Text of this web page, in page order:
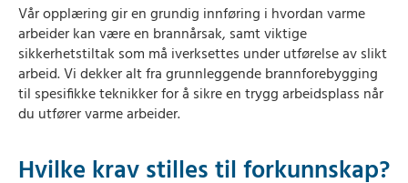
Vår opplæring gir en grundig innføring i hvordan varme
arbeider kan være en brannårsak, samt viktige
sikkerhetstiltak som må iverksettes under utførelse av slikt
arbeid. Vi dekker alt fra grunnleggende brannforebygging
til spesifikke teknikker for å sikre en trygg arbeidsplass når
du utfører varme arbeider.
Hvilke krav stilles til forkunnskap?